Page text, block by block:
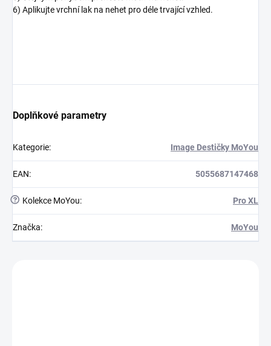
6) Aplikujte vrchní lak na nehet pro déle trvající vzhled.
Doplňkové parametry
Kategorie: Image Destičky MoYou
EAN: 5055687147468
? Kolekce MoYou: Pro XL
Značka: MoYou